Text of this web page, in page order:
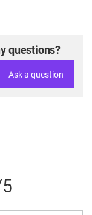
questions?
Ask a question